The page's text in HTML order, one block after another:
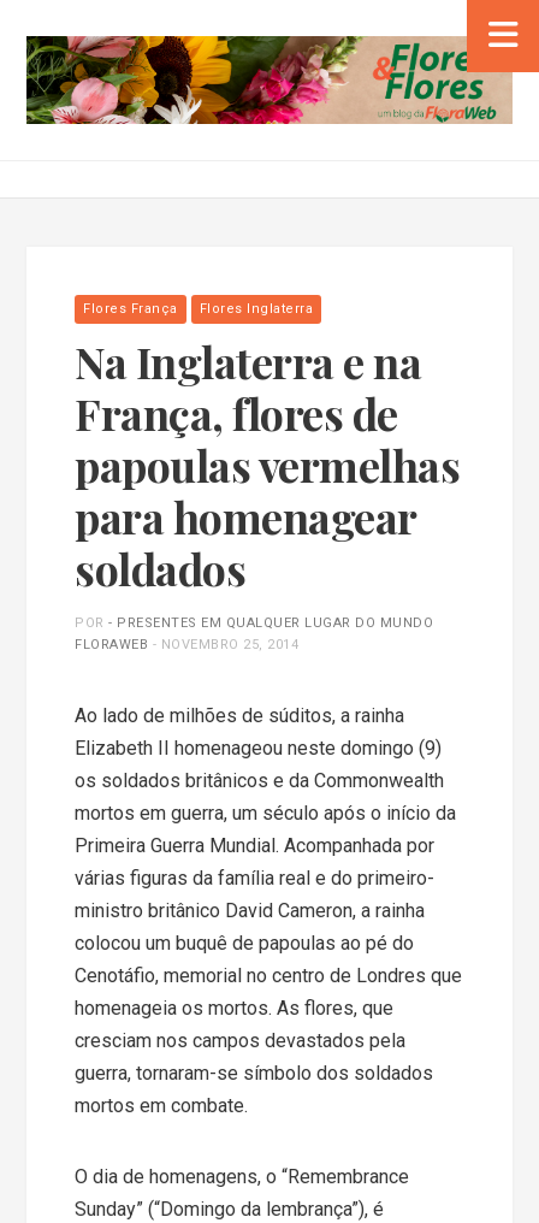
Flores França Flores Inglaterra
Na Inglaterra e na
França, flores de
papoulas vermelhas
para homenagear
soldados
POR- PRESENTES EM QUALQUER LUGAR DO MUNDO
FLORAWEB - NOVEMBRO 25, 2014
Ao lado de milhões de súditos, a rainha
Elizabeth II homenageou neste domingo (9)
os soldados britânicos e da Commonwealth
mortos em guerra, um século após o início da
Primeira Guerra Mundial. Acompanhada por
várias figuras da família real e do primeiro-
ministro britânico David Cameron, a rainha
colocou um buquê de papoulas ao pé do
Cenotáfio, memorial no centro de Londres que
homenageia os mortos. As flores, que
cresciam nos campos devastados pela
guerra, tornaram-se símbolo dos soldados
mortos em combate.
O dia de homenagens, o “Remembrance
Sunday” (“Domingo da lembrança”), é